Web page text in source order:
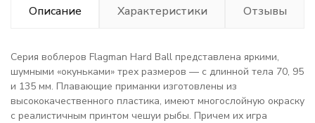
Описание Характеристики Отзывы
Серия воблеров Flagman Hard Ball представлена яркими,
шумными «окуньками» трех размеров — с длинной тела 70, 95
и 135 мм. Плавающие приманки изготовлены из
высококачественного пластика, имеют многослойную окраску
с реалистичным принтом чешуи рыбы. Причем их игра